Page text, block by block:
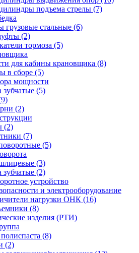
подъема стрелы (7)
грузовые стальные (6)
(2)
тормоза (5)
для кабины крановщика (8)
в сборе (5)
мощности
зубчатые (5)
(2)
(2)
(7)
(5)
(3)
зубчатые (2)
устройство
и электрооборудование
нагрузки ОНК (16)
(8)
изделия (РТИ)
(8)
(2)